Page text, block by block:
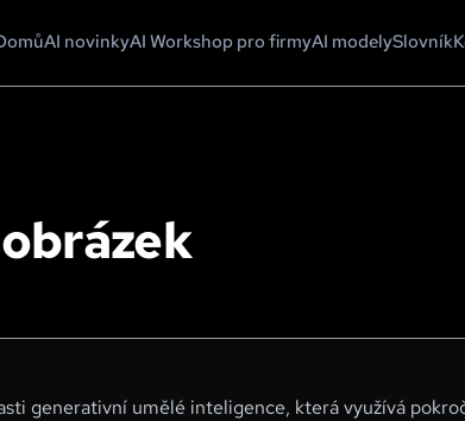
AI novinkyAI Workshop pro firmyAI modelySlovník
generativní umělé inteligence, která využívá